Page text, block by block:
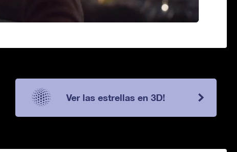
Ver las estrellas en 3D!